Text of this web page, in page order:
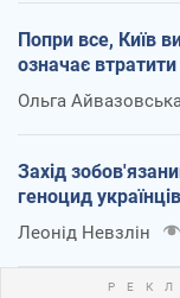
Попри все, Київ
означає
Ольга
Захід
геноцид українців
Леонід Невзлін